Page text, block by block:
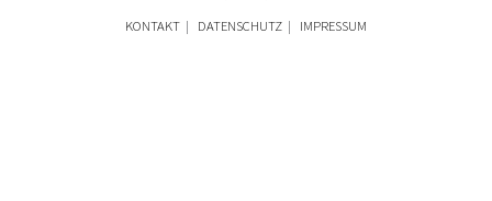
KONTAKT DATENSCHUTZ IMPRESSUM